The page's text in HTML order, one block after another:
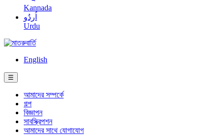
Kannada
اُردُو
Urdu
English
☰
আমাদের সম্পর্কে
গল্প
বিজ্ঞাপন
সাবস্ক্রিপশন
আমাদের সাথে যোগাযোগ